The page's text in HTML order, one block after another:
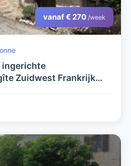
vanaf € 270 /week
ingerichte
Zuidwest Frankrijk